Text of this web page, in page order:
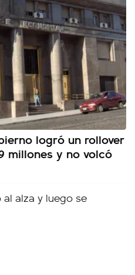
logró un rollover
millones y no volcó